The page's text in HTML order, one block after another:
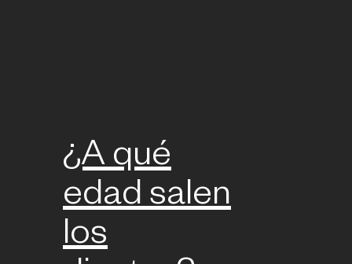
¿A qué
edad salen
los